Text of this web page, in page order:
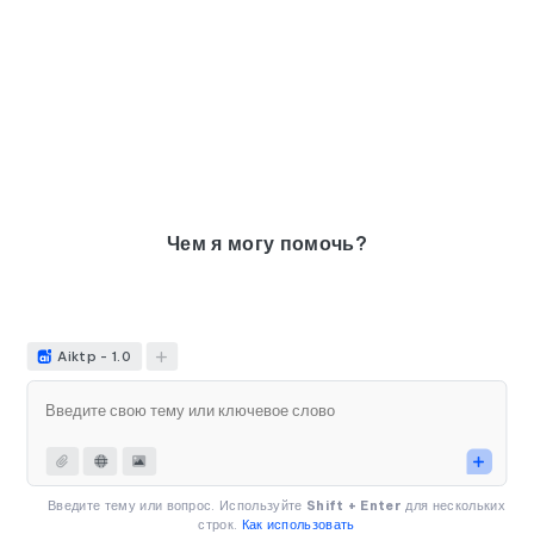
Чем я могу помочь?
Aiktp - 1.0
Введите тему или вопрос. Используйте Shift + Enter для нескольких
строк. Как использовать